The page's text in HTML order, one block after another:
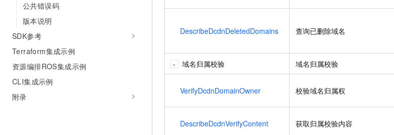
公共错误码
版本说明
SDK参考
Terraform集成示例
资源编排ROS集成示例
CLI集成示例
附录
DescribeDcdnDeletedDomains 查询已删除域名
域名归属校验 域名归属校验
VerifyDcdnDomainOwner 校验域名归属权
DescribeDcdnVerifyContent 获取归属校验内容